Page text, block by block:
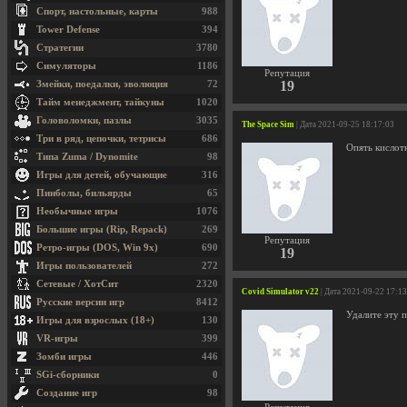
Репутация
19
The Space Sim | Дата 2021-09-25 18:17:03
Репутация
19
Опять
Covid Simulator v22 | Дата 2021-09-22
Удалите эту
988
Спорт, настольные, карты
394
Tower Defense
3780
Стратегии
1186
Симуляторы
72
Змейки, поедалки, эволюция
1020
Тайм менеджмент, тайкуны
3035
Головоломки, пазлы
686
Три в ряд, цепочки, тетрисы
98
Типа Zuma / Dynomite
316
Игры для детей, обучающие
65
Пинболы, бильярды
1076
Необычные игры
269
Большие игры (Rip, Repack)
690
Ретро-игры (DOS, Win 9x)
272
Игры пользователей
2320
Сетевые / ХотСит
8412
Русские версии игр
130
Игры для взрослых (18+)
399
VR-игры
446
Зомби игры
0
SGi-сборники
98
Создание игр